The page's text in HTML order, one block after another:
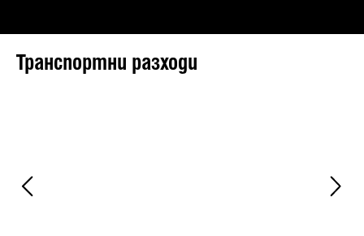
Транспортни разходи